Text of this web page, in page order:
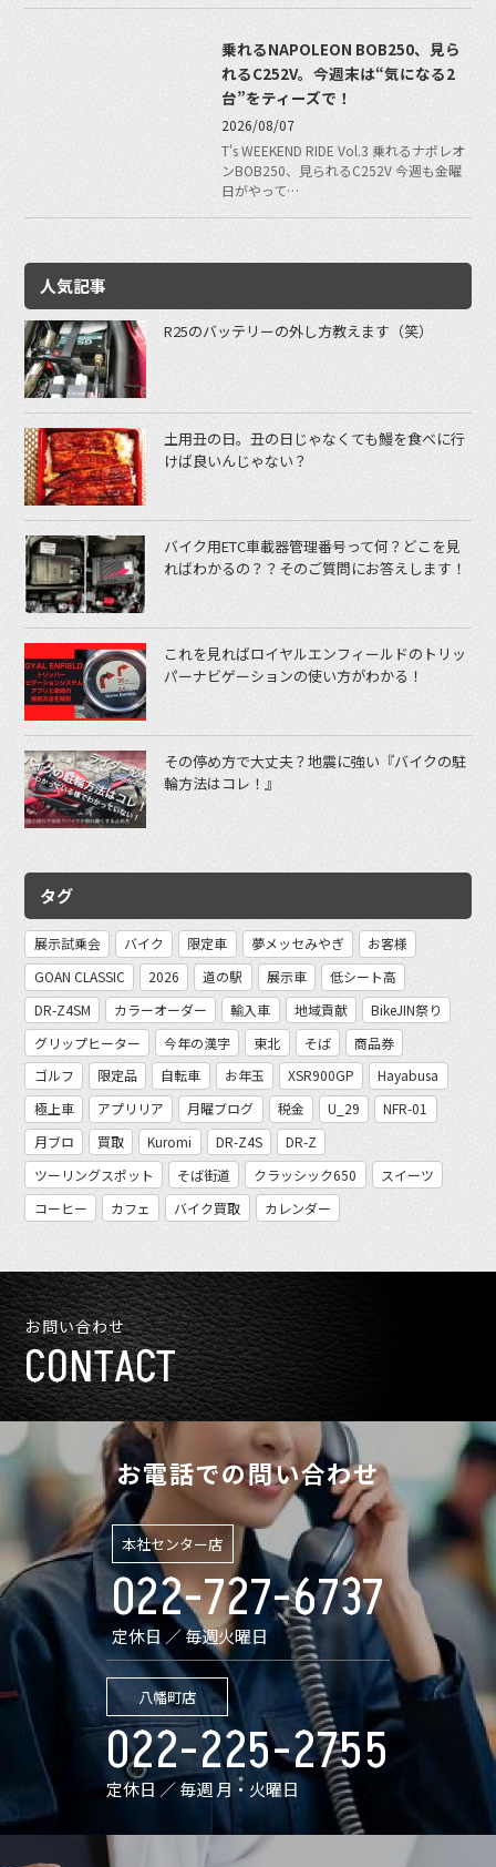
乗れるNAPOLEON BOB250、見ら
れるC252V。今週末は“気になる2
台”をティーズで！
2026/08/07
T's WEEKEND RIDE Vol.3 乗れるナポレオ
ンBOB250、見られるC252V 今週も金曜
日がやって…
人気記事
R25のバッテリーの外し方教えます（笑）
土用丑の日。丑の日じゃなくても鰻を食べに行
けば良いんじゃない？
バイク用ETC車載器管理番号って何？どこを見
ればわかるの？？そのご質問にお答えします！
これを見ればロイヤルエンフィールドのトリッ
パーナビゲーションの使い方がわかる！
その停め方で大丈夫？地震に強い『バイクの駐
輪方法はコレ！』
タグ
展示試乗会 バイク 限定車 夢メッセみやぎ
お客様
GOAN CLASSIC
2026 道の駅 展示車
低シート高
DR-Z4SM
カラーオーダー 輸入車 地域貢献
BikeJIN祭り
グリップヒーター
今年の漢字 東北 そば
商品券
ゴルフ
限定品 自転車 お年玉 XSR900GP
Hayabusa
極上車
アプリリア 月曜ブログ 税金 U_29
NFR-01
月ブロ
買取 Kuromi DR-Z4S
DR-Z
ツーリングスポット
そば街道 クラッシック650
スイーツ
コーヒー
カフェ バイク買取 カレンダー
お問い合わせ
CONTACT
お電話での問い合わせ
本社センター店
022-727-6737
定休日 ／ 毎週火曜日
八幡町店
022-225-2755
定休日 ／ 毎週 月・火曜日